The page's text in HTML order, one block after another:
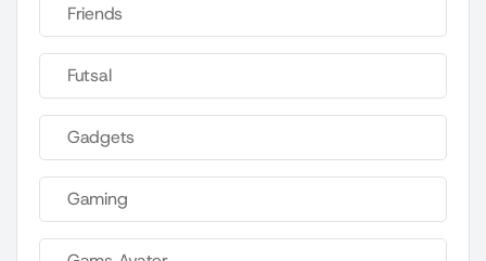
Friends
Futsal
Gadgets
Gaming